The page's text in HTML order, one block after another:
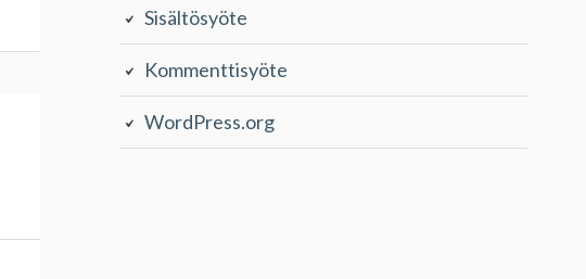
Sisältösyöte
Kommenttisyöte
WordPress.org